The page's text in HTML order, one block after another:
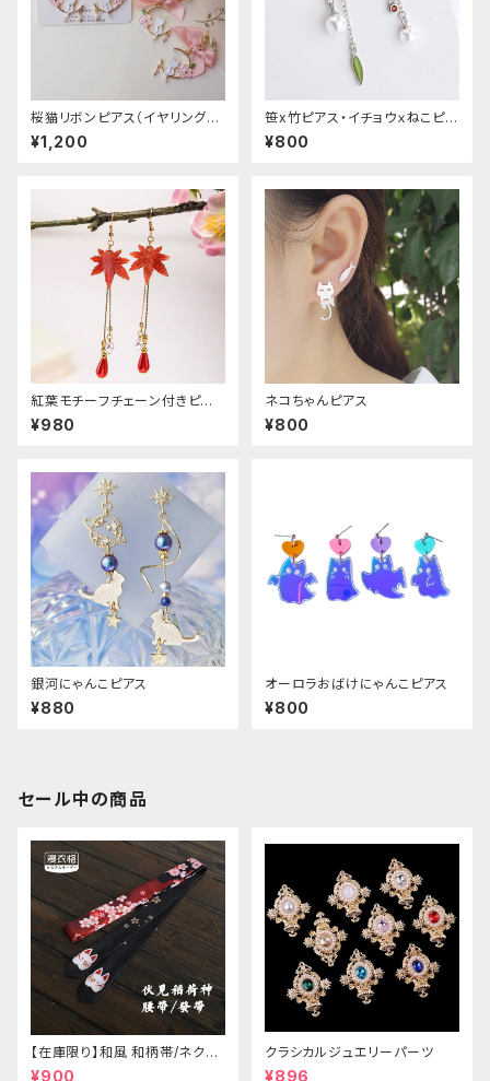
桜猫リボンピアス（イヤリング変
更可能
¥1,200
笹x竹ピアス・イチョウｘねこピア
ス
¥800
紅葉モチーフチェーン付きピア
ス
¥980
ネコちゃんピアス
¥800
銀河にゃんこピアス
¥880
オーロラおばけにゃんこピアス
¥800
セール中の商品
【在庫限り】和風 和柄帯/ネクタ
イ/リボン（狐面/金魚
¥900
クラシカルジュエリーパーツ
¥896